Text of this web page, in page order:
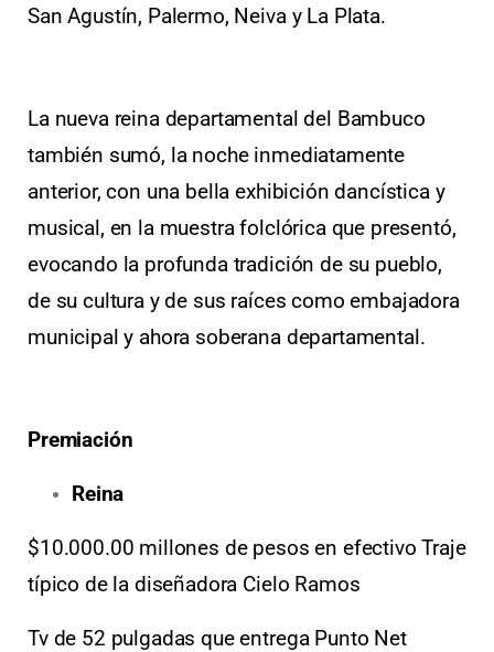
San Agustín, Palermo, Neiva y La Plata.
La nueva reina departamental del Bambuco
también sumó, la noche inmediatamente
anterior, con una bella exhibición dancística y
musical, en la muestra folclórica que presentó,
evocando la profunda tradición de su pueblo,
de su cultura y de sus raíces como embajadora
municipal y ahora soberana departamental.
Premiación
Reina
$10.000.00 millones de pesos en efectivo Traje
típico de la diseñadora Cielo Ramos
Tv de 52 pulgadas que entrega Punto Net